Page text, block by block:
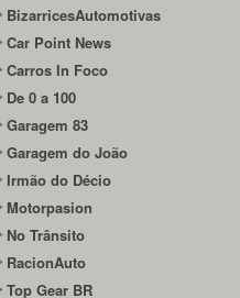
BizarricesAutomotivas
Car Point News
Carros In Foco
De 0 a 100
Garagem 83
Garagem do João
Irmão do Décio
Motorpasion
No Trânsito
RacionAuto
Top Gear BR